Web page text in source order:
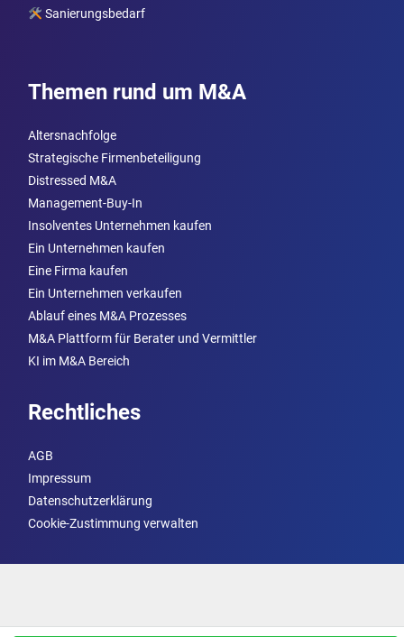
Sanierungsbedarf
Themen rund um M&A
Altersnachfolge
Strategische Firmenbeteiligung
Distressed M&A
Management-Buy-In
Insolventes Unternehmen kaufen
Ein Unternehmen kaufen
Eine Firma kaufen
Ein Unternehmen verkaufen
Ablauf eines M&A Prozesses
M&A Plattform für Berater und Vermittler
KI im M&A Bereich
Rechtliches
AGB
Impressum
Datenschutzerklärung
Cookie-Zustimmung verwalten